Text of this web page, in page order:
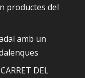
productes del
amb un
DEL